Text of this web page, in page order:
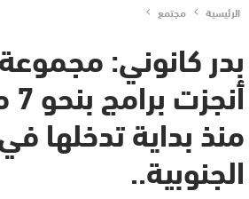
الرئيسية مجتمع
بدر كانوني:
منذ بداية تدخلها
الجنوبية..